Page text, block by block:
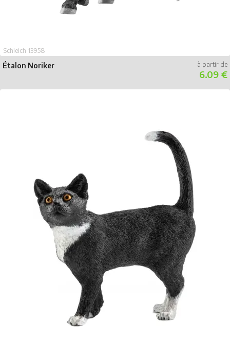
Étalon Noriker
Schleich 13958
6.09 €